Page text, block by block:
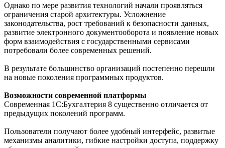
Однако по мере развития технологий начали проявляться
ограничения старой архитектуры. Усложнение
законодательства, рост требований к безопасности данных,
развитие электронного документооборота и появление новых
форм взаимодействия с государственными сервисами
потребовали более современных решений.
В результате большинство организаций постепенно перешли
на новые поколения программных продуктов.
Возможности современной платформы
Современная 1С:Бухгалтерия 8 существенно отличается от
предыдущих поколений программ.
Пользователи получают более удобный интерфейс, развитые
механизмы аналитики, гибкие настройки доступа, поддержку